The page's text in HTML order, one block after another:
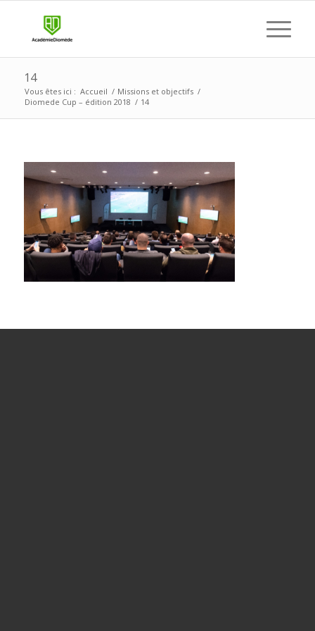
14
Vous êtes ici : Accueil / Missions et objectifs /
Diomede Cup – édition 2018 / 14